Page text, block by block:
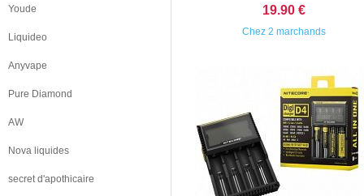
Youde
Liquideo
Anyvape
Pure Diamond
AW
Nova liquides
secret d'apothicaire
19.90 €
Chez 2 marchands